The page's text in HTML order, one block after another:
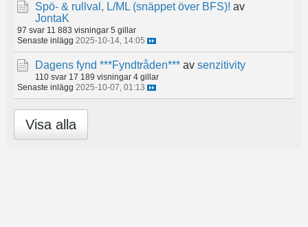
Spö- & rullval, L/ML (snäppet över BFS)! av
JontaK
97 svar 11 883 visningar 5 gillar
Senaste inlägg 2025-10-14, 14:05
Dagens fynd ***Fyndtråden*** av senzitivity
110 svar 17 189 visningar 4 gillar
Senaste inlägg 2025-10-07, 01:13
Visa alla